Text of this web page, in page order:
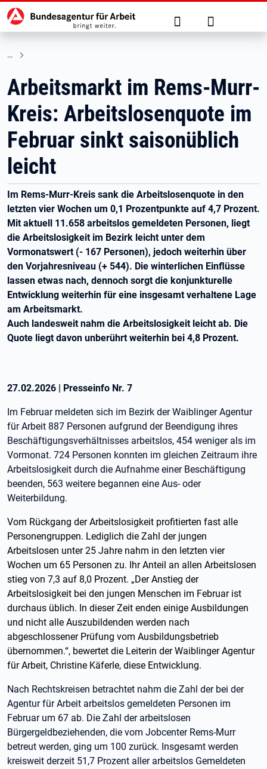
zu den Hauptinhalten springen
Hauptnavigation Suche Anmelden
Arbeitsmarkt im Rems-Murr-
Kreis: Arbeitslosenquote im
Februar sinkt saisonüblich
leicht
Im Rems-Murr-Kreis sank die Arbeitslosenquote in den
letzten vier Wochen um 0,1 Prozentpunkte auf 4,7 Prozent.
Mit aktuell 11.658 arbeitslos gemeldeten Personen, liegt
die Arbeitslosigkeit im Bezirk leicht unter dem
Vormonatswert (- 167 Personen), jedoch weiterhin über
den Vorjahresniveau (+ 544). Die winterlichen Einflüsse
lassen etwas nach, dennoch sorgt die konjunkturelle
Entwicklung weiterhin für eine insgesamt verhaltene Lage
am Arbeitsmarkt.
Auch landesweit nahm die Arbeitslosigkeit leicht ab. Die
Quote liegt davon unberührt weiterhin bei 4,8 Prozent.
27.02.2026 | Presseinfo Nr. 7
Im Februar meldeten sich im Bezirk der Waiblinger Agentur
für Arbeit 887 Personen aufgrund der Beendigung ihres
Beschäftigungsverhältnisses arbeitslos, 454 weniger als im
Vormonat. 724 Personen konnten im gleichen Zeitraum ihre
Arbeitslosigkeit durch die Aufnahme einer Beschäftigung
beenden, 563 weitere begannen eine Aus- oder
Weiterbildung.
Vom Rückgang der Arbeitslosigkeit profitierten fast alle
Personengruppen. Lediglich die Zahl der jungen
Arbeitslosen unter 25 Jahre nahm in den letzten vier
Wochen um 65 Personen zu. Ihr Anteil an allen Arbeitslosen
stieg von 7,3 auf 8,0 Prozent. „Der Anstieg der
Arbeitslosigkeit bei den jungen Menschen im Februar ist
durchaus üblich. In dieser Zeit enden einige Ausbildungen
und nicht alle Auszubildenden werden nach
abgeschlossener Prüfung vom Ausbildungsbetrieb
übernommen.“, bewertet die Leiterin der Waiblinger Agentur
für Arbeit, Christine Käferle, diese Entwicklung.
Nach Rechtskreisen betrachtet nahm die Zahl der bei der
Agentur für Arbeit arbeitslos gemeldeten Personen im
Februar um 67 ab. Die Zahl der arbeitslosen
Bürgergeldbeziehenden, die vom Jobcenter Rems-Murr
betreut werden, ging um 100 zurück. Insgesamt werden
kreisweit derzeit 51,7 Prozent aller arbeitslos Gemeldeten